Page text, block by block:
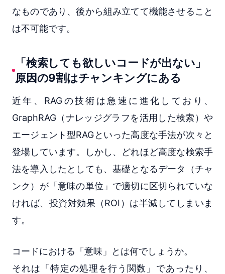
なものであり、後から組み立てて機能させること
は不可能です。
「検索しても欲しいコードが出ない」
原因の9割はチャンキングにある
近年、RAGの技術は急速に進化しており、
GraphRAG（ナレッジグラフを活用した検索）や
エージェント型RAGといった高度な手法が次々と
登場しています。しかし、どれほど高度な検索手
法を導入したとしても、基礎となるデータ（チャ
ンク）が「意味の単位」で適切に区切られていな
ければ、投資対効果（ROI）は半減してしまいま
す。
コードにおける「意味」とは何でしょうか。
それは「特定の処理を行う関数」であったり、